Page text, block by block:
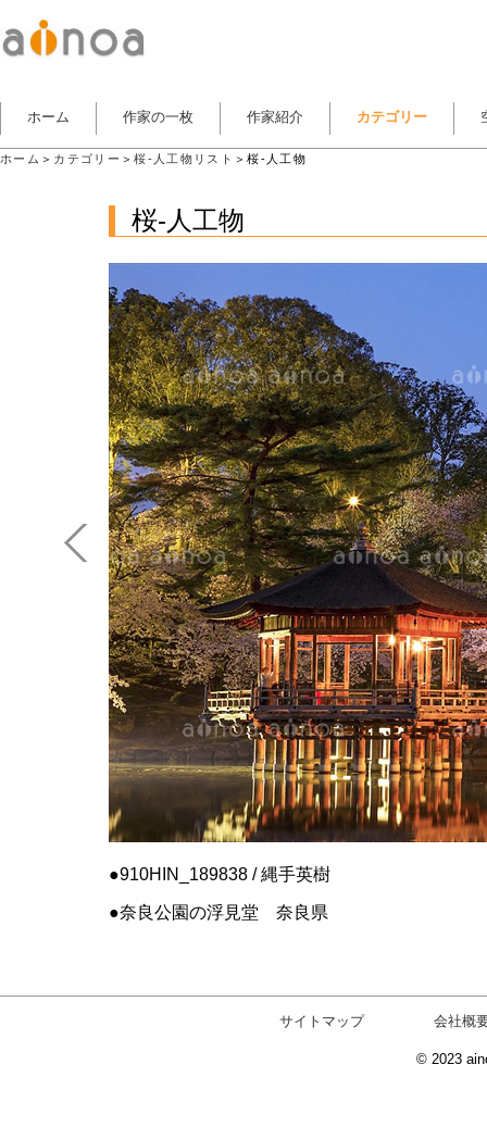
ホーム 作家の一枚 作家紹介 カテゴリー
ホーム ＞ カテゴリー ＞桜-人工物リスト ＞桜-人工物
桜-人工物
910HIN_189838 / 縄手英樹
奈良公園の浮見堂 奈良県
サイトマップ 会社概
© 2023